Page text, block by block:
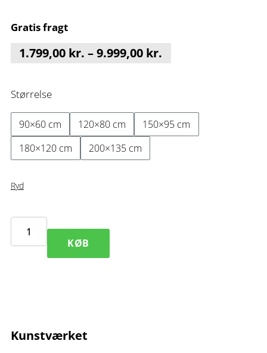
Gratis fragt
1.799,00 kr. –9.999,00 kr.
Størrelse
90×60 cm 120×80 cm
150×95 cm
180×120 cm
200×135 cm
Ryd
Shadows
antal
KØB
Kunstværket